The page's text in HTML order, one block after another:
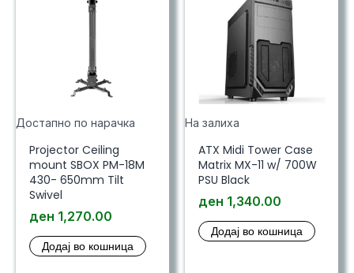
Достапно по нарачка
Projector Ceiling
mount SBOX PM-18M
430- 650mm Tilt
Swivel
ден 1,270.00
Додај во кошница
На залиха
ATX Midi Tower Case
Matrix MX-11 w/ 700W
PSU Black
ден 1,340.00
Додај во кошница